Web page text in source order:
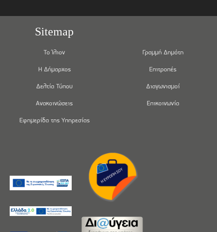
Sitemap
Το Ίλιον
Η Δήμαρχος
Δελτία Τύπου
Ανακοινώσεις
Εφημερίδα της Υπηρεσίας
Γραμμή Δημότη
Επιτροπές
Διαγωνισμοί
Επικοινωνία